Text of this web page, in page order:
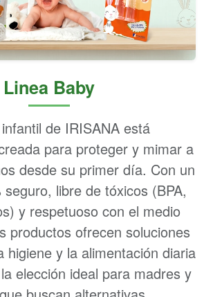
Linea Baby
de IRISANA está
para proteger y mimar a
desde su primer día. Con un
libre de tóxicos (BPA,
y respetuoso con el medio
productos ofrecen soluciones
higiene y la alimentación diaria
elección ideal para madres y